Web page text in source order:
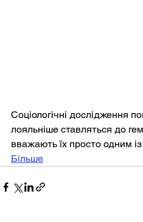
Соціологічні дослідження
лояльніше ставляться до
вважають їх просто одним із
Більше